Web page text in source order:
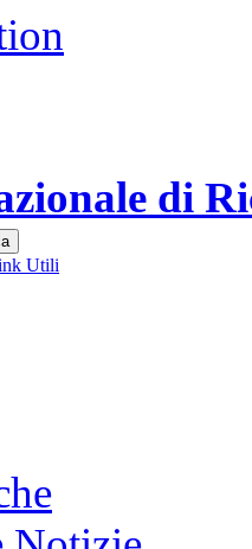
di
Utili